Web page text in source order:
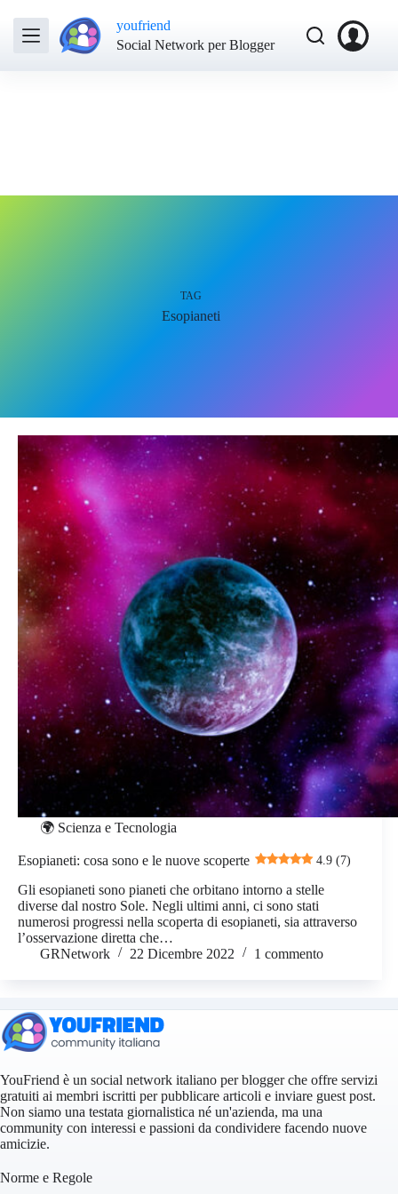
youfriend
Social Network per Blogger
TAG
Esopianeti
🌍 Scienza e Tecnologia
Esopianeti: cosa sono e le nuove scoperte 4.9 (7)
Gli esopianeti sono pianeti che orbitano intorno a stelle
diverse dal nostro Sole. Negli ultimi anni, ci sono stati
numerosi progressi nella scoperta di esopianeti, sia attraverso
l’osservazione diretta che…
GRNetwork
22 Dicembre 2022 1 commento
YouFriend è un social network italiano per blogger che offre servizi
gratuiti ai membri iscritti per pubblicare articoli e inviare guest post.
Non siamo una testata giornalistica né un'azienda, ma una
community con interessi e passioni da condividere facendo nuove
amicizie.
Norme e Regole